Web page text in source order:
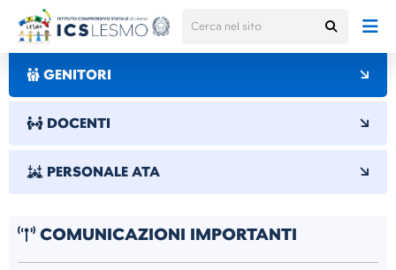
GENITORI
DOCENTI
PERSONALE ATA
COMUNICAZIONI IMPORTANTI